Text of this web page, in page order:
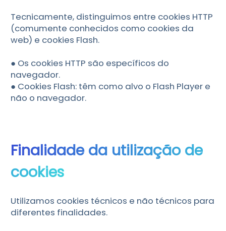
Tecnicamente, distinguimos entre cookies HTTP
(comumente conhecidos como cookies da
web) e cookies Flash.
● Os cookies HTTP são específicos do
navegador.
● Cookies Flash: têm como alvo o Flash Player e
não o navegador.
Finalidade da utilização de
cookies
Utilizamos cookies técnicos e não técnicos para
diferentes finalidades.